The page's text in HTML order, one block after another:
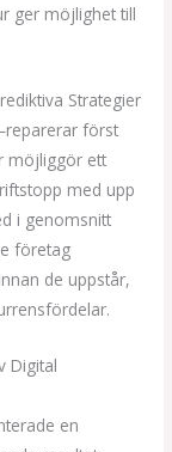
ger möjlighet till
Strategier
först
möjliggör ett
med upp
i genomsnitt
företag
de uppstår,
Digital
en